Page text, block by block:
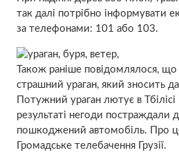
так далі потрібно інформувати
за телефонами: 101 або 103.
Також раніше повідомлялося, що
страшний ураган, який зносить
Потужний ураган лютує в Тбілісі
результаті негоди постраждали
пошкоджений автомобіль. Про
Громадське телебачення Грузії.